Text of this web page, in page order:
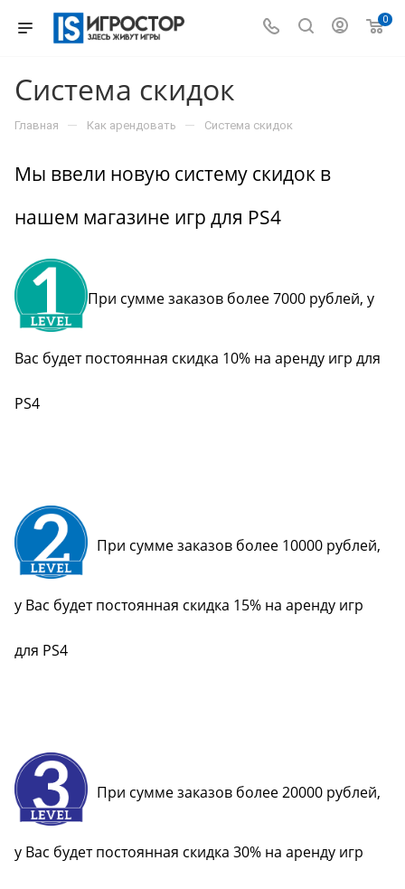
0
Система скидок
Главная — Как арендовать — Система скидок
Мы ввели новую систему скидок в
нашем магазине игр для PS4
При сумме заказов более 7000 рублей, у
Вас будет постоянная скидка 10% на аренду игр для
PS4
При сумме заказов более 10000 рублей,
у Вас будет постоянная скидка 15% на аренду игр
для PS4
При сумме заказов более 20000 рублей,
у Вас будет постоянная скидка 30% на аренду игр